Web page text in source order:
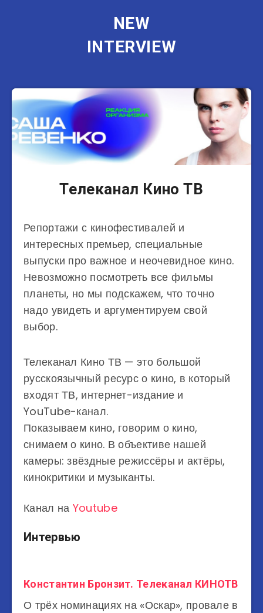
NEW
INTERVIEW
Телеканал Кино ТВ
Репортажи с кинофестивалей и
интересных премьер, специальные
выпуски про важное и неочевидное кино.
Невозможно посмотреть все фильмы
планеты, но мы подскажем, что точно
надо увидеть и аргументируем свой
выбор.
Телеканал Кино ТВ — это большой
русскоязычный ресурс о кино, в который
входят ТВ, интернет-издание и
YouTube-канал.
Показываем кино, говорим о кино,
снимаем о кино. В объективе нашей
камеры: звёздные режиссёры и актёры,
кинокритики и музыканты.
Канал на Youtube
Интервью
Константин Бронзит. Телеканал КИНОТВ
О трёх номинациях на «Оскар», провале в